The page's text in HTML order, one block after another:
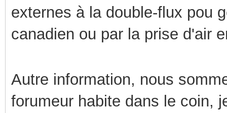
externes à la double-flux pou
canadien ou par la prise d'air
Autre information, nous
forumeur habite dans le coin,